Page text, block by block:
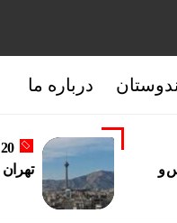
درباره ما
و
تهران